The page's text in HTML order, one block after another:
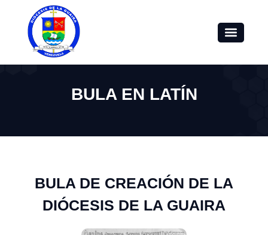
BULA EN LATÍN
BULA DE CREACIÓN DE LA
DIÓCESIS DE LA GUAIRA